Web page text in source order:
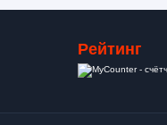
Рейтинг